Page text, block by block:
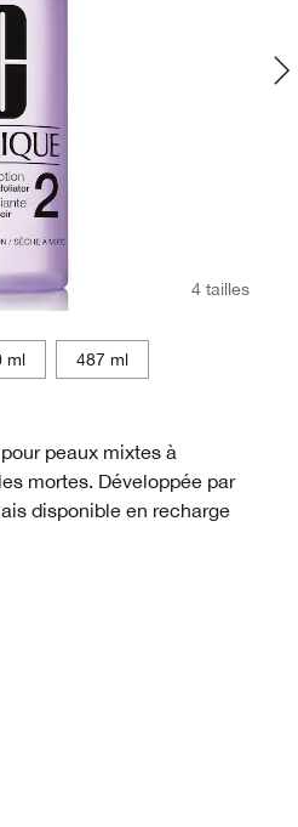
4 tailles
ml 487 ml
peaux mixtes à
mortes. Développée par
disponible en recharge